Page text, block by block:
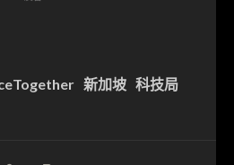
新加坡 科技局